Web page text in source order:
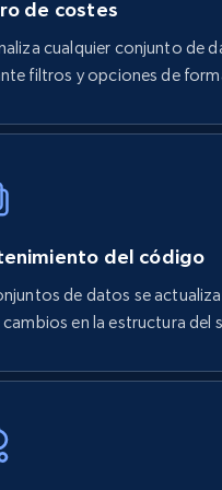
id, Title,
39+
id, Reviewer name,
rating, Review, Found helpful,
de costes
cualquier conjunto de
filtros y opciones de
del código
de datos se
en la estructura del